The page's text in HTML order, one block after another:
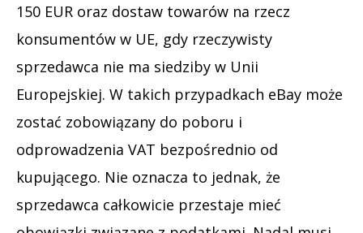
150 EUR oraz dostaw towarów na rzecz
konsumentów w UE, gdy rzeczywisty
sprzedawca nie ma siedziby w Unii
Europejskiej. W takich przypadkach eBay może
zostać zobowiązany do poboru i
odprowadzenia VAT bezpośrednio od
kupującego. Nie oznacza to jednak, że
sprzedawca całkowicie przestaje mieć